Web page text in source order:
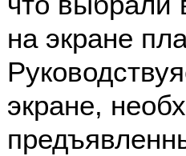
на экране
экране,